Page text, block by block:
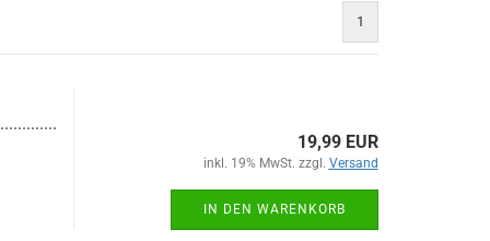
1
19,99 EUR
inkl. 19% MwSt. zzgl. Versand
IN DEN WARENKORB